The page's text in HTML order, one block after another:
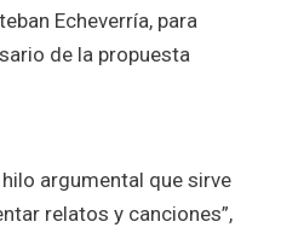
Echeverría, para
de la propuesta
argumental que sirve
relatos y canciones”,